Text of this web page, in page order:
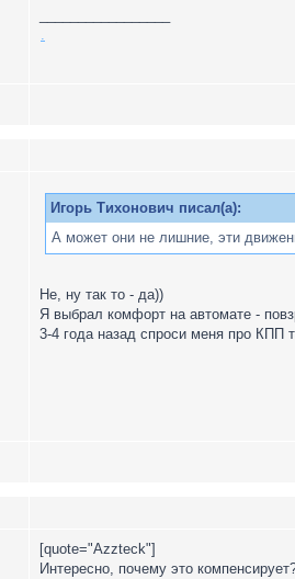
.
Игорь Тихонович писал(а):
А может они не лишние, эти
Не, ну так то - да))
Я выбрал комфорт на автомате -
3-4 года назад спроси меня про КПП
[quote="Azzteck"]
Интересно, почему это